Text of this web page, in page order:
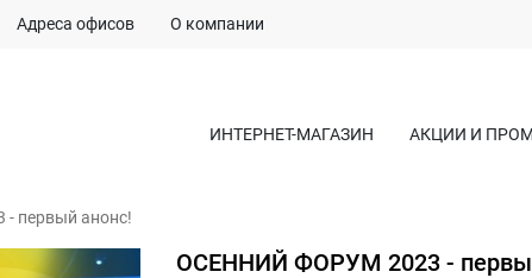
Адреса офисов О компании
ИНТЕРНЕТ-МАГАЗИН АКЦИИ И
первый анонс!
ОСЕННИЙ ФОРУМ 2023 -